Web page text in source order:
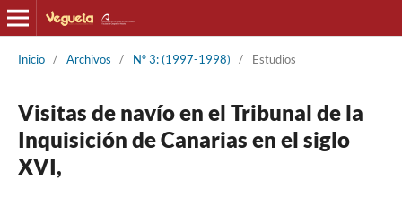
Inicio / Archivos / Nº 3: (1997-1998) / Estudios
Visitas de navío en el Tribunal de la
Inquisición de Canarias en el siglo
XVI,